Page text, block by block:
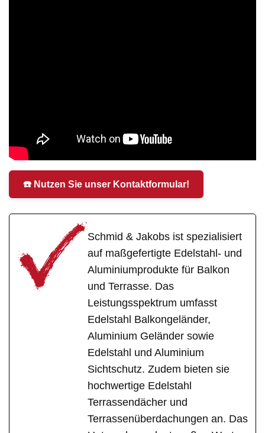
☎️ Nutzen Sie unser Kontaktformular!
Schmid & Jakobs ist spezialisiert
auf maßgefertigte Edelstahl- und
Aluminiumprodukte für Balkon
und Terrasse. Das
Leistungsspektrum umfasst
Edelstahl Balkongeländer,
Aluminium Geländer sowie
Edelstahl und Aluminium
Sichtschutz. Zudem bieten sie
hochwertige Edelstahl
Terrassendächer und
Terrassenüberdachungen an. Das